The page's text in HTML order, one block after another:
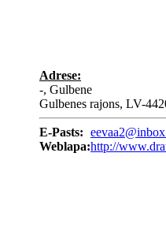
Adrese:
-, Gulbene
Gulbenes rajons, LV-
E-Pasts:
Weblapa:http://